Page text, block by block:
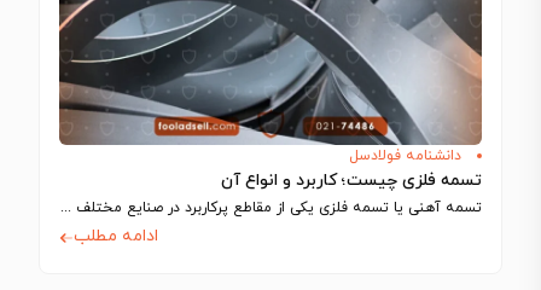
دانشنامه فولادسل
تسمه فلزی چیست؛ کاربرد و انواع آن
تسمه آهنی یا تسمه فلزی یکی از مقاطع پرکاربرد در صنایع مختلف مانند ساخت…
ادامه مطلب